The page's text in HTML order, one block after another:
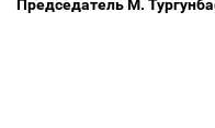
Председатель М.